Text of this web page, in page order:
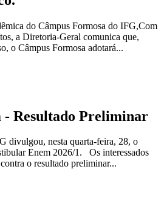
do Câmpus Formosa do IFG,Com
a Diretoria-Geral comunica que,
o Câmpus Formosa adotará...
- Resultado Preliminar
divulgou, nesta quarta-feira, 28, o
Enem 2026/1. Os interessados
o resultado preliminar...